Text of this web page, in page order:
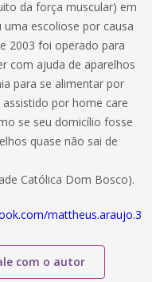
da força muscular) em
uma escoliose por causa
2003 foi operado para
com ajuda de aparelhos
para se alimentar por
por home care
se seu domicílio fosse
quase não sai de
Católica Dom Bosco).
mattheus.araujo.3
com o autor